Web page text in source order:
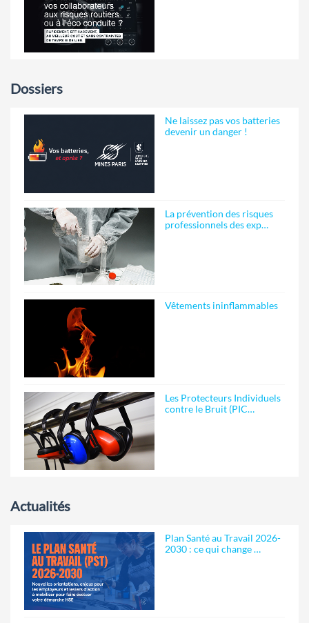
Dossiers
Ne laissez pas vos batteries
devenir un danger !
La prévention des risques
professionnels des exp…
Vêtements ininflammables
Les Protecteurs Individuels
contre le Bruit (PIC…
Actualités
Plan Santé au Travail 2026-
2030 : ce qui change …